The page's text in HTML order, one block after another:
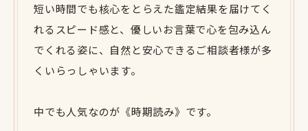
短い時間でも核心をとらえた鑑定結果を届けてく
れるスピード感と、優しいお言葉で心を包み込ん
でくれる姿に、自然と安心できるご相談者様が多
くいらっしゃいます。
中でも人気なのが《時期読み》です。